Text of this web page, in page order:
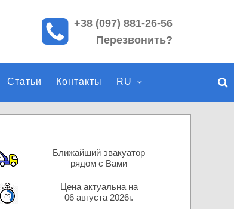
+38 (097) 881-26-56
Перезвонить?
Статьи Контакты RU
Ближайший эвакуатор
рядом с Вами
Цена актуальна на
06 августа 2026г.